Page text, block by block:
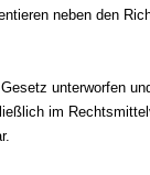
neben den
unterworfen
im